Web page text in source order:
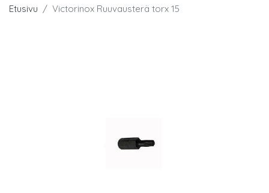
Etusivu Victorinox Ruuvausterä torx 15